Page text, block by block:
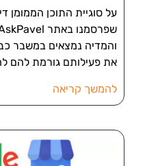
על סוגיית התוכן הממומן
והמדיה נמצאים במשבר
את פעילותם גורמת להם
להמשך קריאה